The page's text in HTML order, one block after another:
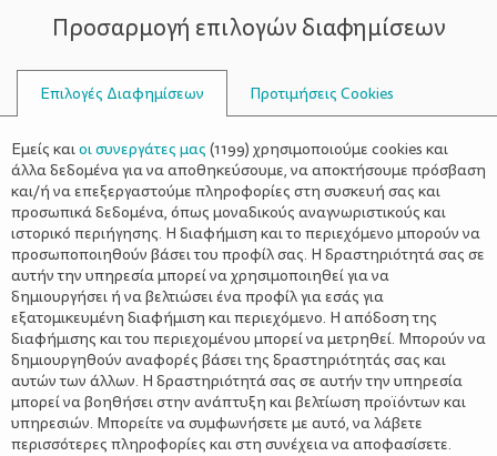
ΣΥΜΒΟΥΛΟΙ
ΑΥΘΌΡΜΗΤΗ ΟΜΙΛΊΑ
Προσαρμογή επιλογών διαφημίσεων
Επιλογές Διαφημίσεων Προτιμήσεις Cookies
Εμείς καιοι συνεργάτες μας (1199) χρησιμοποιούμε cookies και
άλλα δεδομένα για να αποθηκεύσουμε, να αποκτήσουμε πρόσβαση
και/ή να επεξεργαστούμε πληροφορίες στη συσκευή σας και
προσωπικά δεδομένα, όπως μοναδικούς αναγνωριστικούς και
ιστορικό περιήγησης. Η διαφήμιση και το περιεχόμενο μπορούν να
προσωποποιηθούν βάσει του προφίλ σας. Η δραστηριότητά σας σε
αυτήν την υπηρεσία μπορεί να χρησιμοποιηθεί για να
δημιουργήσει ή να βελτιώσει ένα προφίλ για εσάς για
εξατομικευμένη διαφήμιση και περιεχόμενο. Η απόδοση της
διαφήμισης και του περιεχομένου μπορεί να μετρηθεί. Μπορούν να
δημιουργηθούν αναφορές βάσει της δραστηριότητάς σας και
αυτών των άλλων. Η δραστηριότητά σας σε αυτήν την υπηρεσία
μπορεί να βοηθήσει στην ανάπτυξη και βελτίωση προϊόντων και
υπηρεσιών. Μπορείτε να συμφωνήσετε με αυτό, να λάβετε
περισσότερες πληροφορίες και στη συνέχεια να αποφασίσετε.